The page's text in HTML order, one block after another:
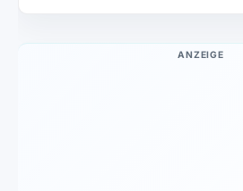
ANZEIGE